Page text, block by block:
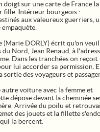
doigt sur une carte de France la
fille. Intérieur bourgeois :
aux valeureux guerriers,
(Marie DORLY) écrit qu'on
Nord, Jean Renaud, à
Dans les tranchées on reçoit
lui accorder sa permission.
sortie des voyageurs et
voiture avec la femme et
dépose devant la cheminée
Arrivée du poilu et
des jouets et la fillette
la bercent.